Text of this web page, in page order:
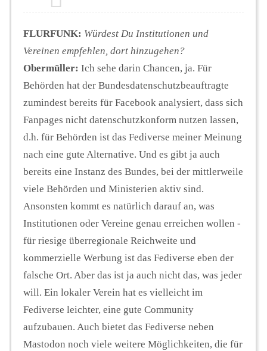
FLURFUNK: Würdest Du Institutionen und
Vereinen empfehlen, dort hinzugehen?
Obermüller: Ich sehe darin Chancen, ja. Für
Behörden hat der Bundesdatenschutzbeauftragte
zumindest bereits für Facebook analysiert, dass sich
Fanpages nicht datenschutzkonform nutzen lassen,
d.h. für Behörden ist das Fediverse meiner Meinung
nach eine gute Alternative. Und es gibt ja auch
bereits eine Instanz des Bundes, bei der mittlerweile
viele Behörden und Ministerien aktiv sind.
Ansonsten kommt es natürlich darauf an, was
Institutionen oder Vereine genau erreichen wollen -
für riesige überregionale Reichweite und
kommerzielle Werbung ist das Fediverse eben der
falsche Ort. Aber das ist ja auch nicht das, was jeder
will. Ein lokaler Verein hat es vielleicht im
Fediverse leichter, eine gute Community
aufzubauen. Auch bietet das Fediverse neben
Mastodon noch viele weitere Möglichkeiten, die für